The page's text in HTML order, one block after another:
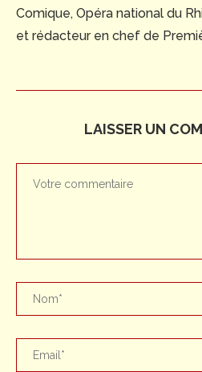
Comique, Opéra national du
et rédacteur en chef de
LAISSER UN